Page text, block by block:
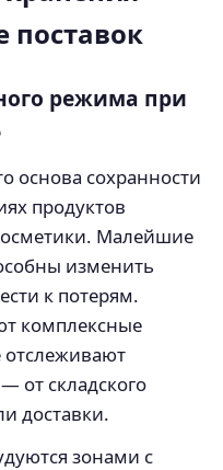
поставок
режима при
основа сохранности
продуктов
Малейшие
изменить
к потерям.
комплексные
отслеживают
от складского
доставки.
зонами с